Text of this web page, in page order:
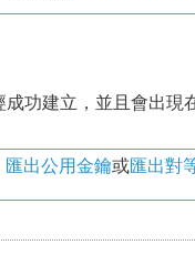
功建立，並且會出現
匯出公用金鑰或匯出對